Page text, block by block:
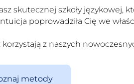
skutecznej szkoły językowej,
poprowadziła Cię we
korzystają z naszych
metody